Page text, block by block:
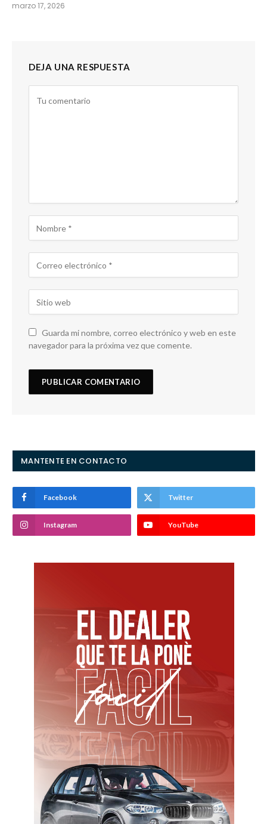
marzo 17, 2026
DEJA UNA RESPUESTA
Guarda mi nombre, correo electrónico y web en este
navegador para la próxima vez que comente.
MANTENTE EN CONTACTO
Facebook Twitter
Instagram YouTube